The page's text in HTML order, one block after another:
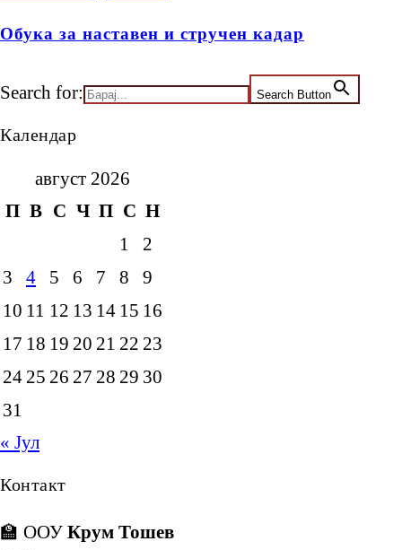
Обука за наставен и стручен кадар
Search for: Search Button
Календар
август 2026
П В С Ч П С Н
1
2
3
4 5 6 7 8
9
10 11 12 13 14 15 16
17 18 19 20 21 22 23
24 25 26 27 28 29 30
31
« Јул
Контакт
🏫 ООУ Крум Тошев